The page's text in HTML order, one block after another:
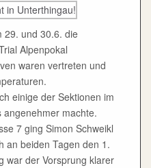
29. und 30.6. die
Alpenpokal
waren vertreten und
einige der Sektionen im
angenehmer machte.
7 ging Simon Schweikl
an beiden Tagen den 1.
war der Vorsprung klarer